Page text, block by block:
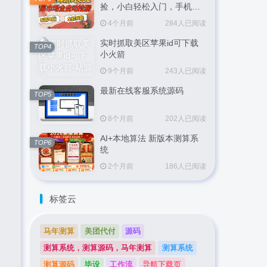
捡，小白轻松入门，手机即
可完成全部操作，日入
300+，轻松副业【揭秘】
4个月前 284人已阅读
实时抓取美区苹果id可下载
小火箭
9个月前 243人已阅读
TOP4
最新在线客服系统源码
8个月前 202人已阅读
TOP5
AI+本地算法 新版本测算系
统
2个月前 186人已阅读
TOP6
标签云
马年测算 美团代付
源码
测算系统，测算源码，马年测算
测算系统
测算源码
毕设 工作流 导航下载页